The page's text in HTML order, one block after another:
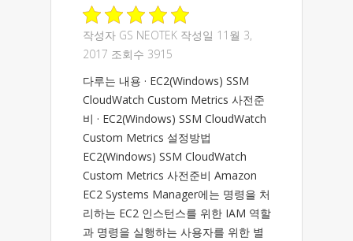
작성자 GS NEOTEK 작성일 11월 3,
2017 조회수 3915
다루는 내용 · EC2(Windows) SSM
CloudWatch Custom Metrics 사전준
비 · EC2(Windows) SSM CloudWatch
Custom Metrics 설정방법
EC2(Windows) SSM CloudWatch
Custom Metrics 사전준비 Amazon
EC2 Systems Manager에는 명령을 처
리하는 EC2 인스턴스를 위한 IAM 역할
과 명령을 실행하는 사용자를 위한 별